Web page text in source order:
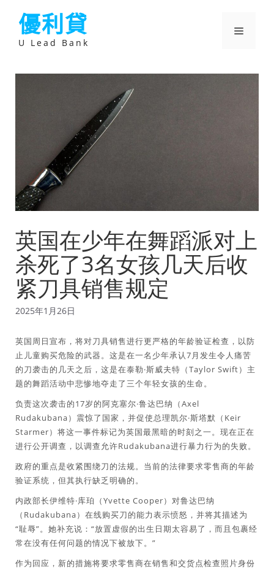
優利貸
U Lead Bank
選
英国在少年在舞蹈派对上
杀死了3名女孩几天后收
紧刀具销售规定
2025年1月26日
英国周日宣布，将对刀具销售进行更严格的年龄验证检查，以防
止儿童购买危险的武器。这是在一名少年承认7月发生令人痛苦
的刀袭击的几天之后，这是在泰勒·斯威夫特（Taylor Swift）主
题的舞蹈活动中悲惨地夺走了三个年轻女孩的生命。
负责这次袭击的17岁的阿克塞尔·鲁达巴纳（Axel
Rudakubana）震惊了国家，并促使总理凯尔·斯塔默（Keir
Starmer）将这一事件标记为英国最黑暗的时刻之一。现在正在
进行公开调查，以调查允许Rudakubana进行暴力行为的失败。
政府的重点是收紧围绕刀的法规。当前的法律要求零售商的年龄
验证系统，但其执行缺乏明确的。
内政部长伊维特·库珀（Yvette Cooper）对鲁达巴纳
（Rudakubana）在线购买刀的能力表示愤怒，并将其描述为
“耻辱”。她补充说：“放置虚假的出生日期太容易了，而且包裹经
常在没有任何问题的情况下被放下。”
作为回应，新的措施将要求零售商在销售和交货点检查照片身份